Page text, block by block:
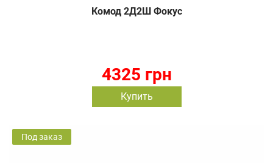
Комод 2Д2Ш Фокус
4325 грн
Купить
Под заказ